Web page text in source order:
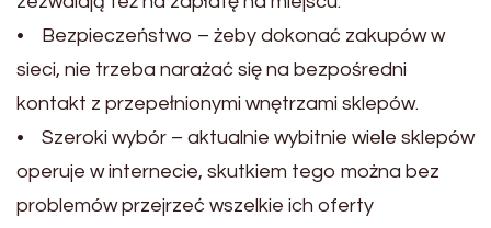
• Bezpieczeństwo – żeby dokonać zakupów w
sieci, nie trzeba narażać się na bezpośredni
kontakt z przepełnionymi wnętrzami sklepów.
• Szeroki wybór – aktualnie wybitnie wiele sklepów
operuje w internecie, skutkiem tego można bez
problemów przejrzeć wszelkie ich oferty